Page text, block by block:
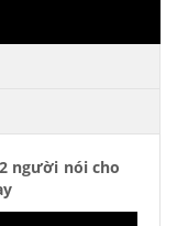
người nói cho